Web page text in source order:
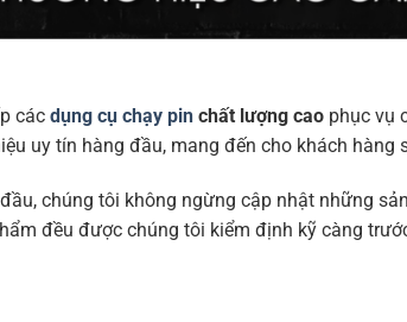
các dụng cụ chạy pin chất lượng cao phục vụ
uy tín hàng đầu, mang đến cho khách hàng
chúng tôi không ngừng cập nhật những
đều được chúng tôi kiểm định kỹ càng